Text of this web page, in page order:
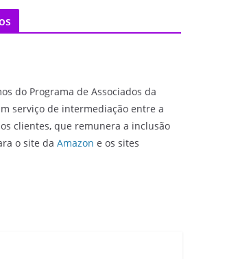
do Programa de Associados da
serviço de intermediação entre a
clientes, que remunera a inclusão
o site da Amazon e os sites